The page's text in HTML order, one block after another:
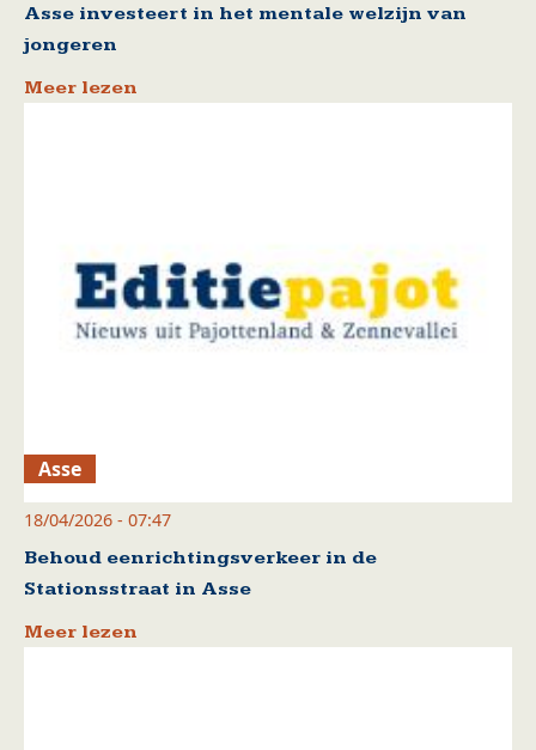
Asse investeert in het mentale welzijn van
jongeren
Meer lezen
Asse
18/04/2026 - 07:47
Behoud eenrichtingsverkeer in de
Stationsstraat in Asse
Meer lezen